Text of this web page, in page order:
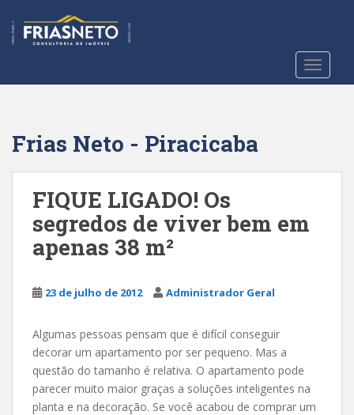
t
Frias Neto - Piracicaba
FIQUE LIGADO! Os
segredos de viver bem em
apenas 38 m²
23 de julho de 2012 Administrador Geral
Algumas pessoas pensam que é difícil conseguir
decorar um apartamento por ser pequeno. Mas a
questão do tamanho é relativa. O apartamento pode
parecer muito maior graças a soluções inteligentes na
planta e na decoração. Se você acabou de comprar um